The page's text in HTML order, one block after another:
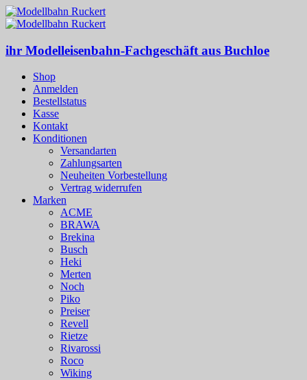
ihr Modelleisenbahn-Fachgeschäft aus Buchloe
Shop
Anmelden
Bestellstatus
Kasse
Kontakt
Konditionen
Versandarten
Zahlungsarten
Neuheiten Vorbestellung
Vertrag widerrufen
Marken
ACME
BRAWA
Brekina
Busch
Heki
Merten
Noch
Piko
Preiser
Revell
Rietze
Rivarossi
Roco
Wiking